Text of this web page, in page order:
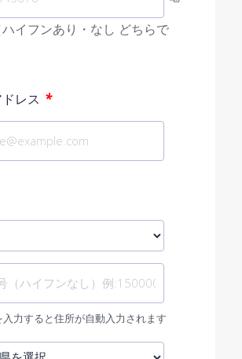
イフンあり・なし どちらで
レス *
力すると住所が自動入力されます